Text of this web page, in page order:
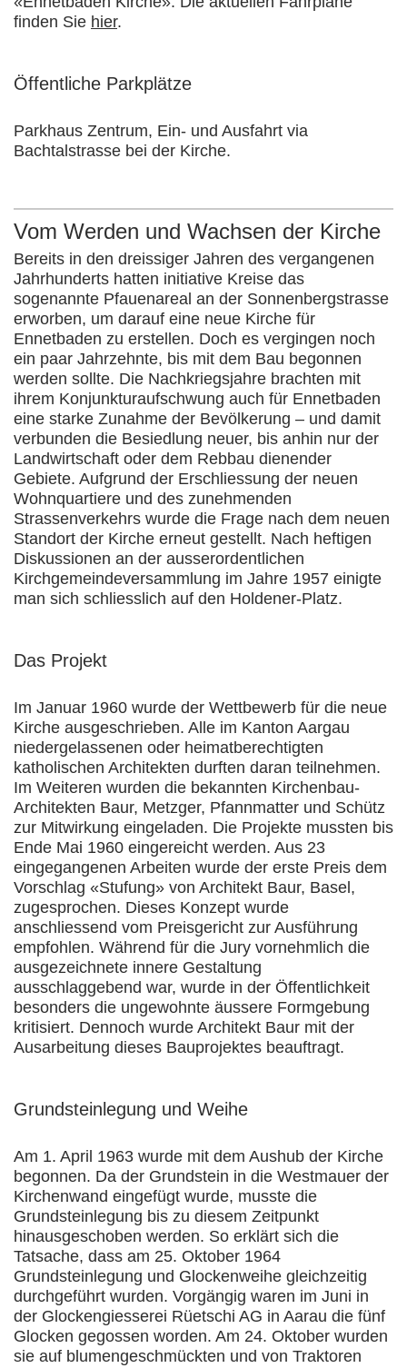
finden Sie hier.
Öffentliche Parkplätze
Parkhaus Zentrum, Ein- und Ausfahrt via
Bachtalstrasse bei der Kirche.
Vom Werden und Wachsen der Kirche
Bereits in den dreissiger Jahren des vergangenen
Jahrhunderts hatten initiative Kreise das
sogenannte Pfauenareal an der Sonnenbergstrasse
erworben, um darauf eine neue Kirche für
Ennetbaden zu erstellen. Doch es vergingen noch
ein paar Jahrzehnte, bis mit dem Bau begonnen
werden sollte. Die Nachkriegsjahre brachten mit
ihrem Konjunkturaufschwung auch für Ennetbaden
eine starke Zunahme der Bevölkerung – und damit
verbunden die Besiedlung neuer, bis anhin nur der
Landwirtschaft oder dem Rebbau dienender
Gebiete. Aufgrund der Erschliessung der neuen
Wohnquartiere und des zunehmenden
Strassenverkehrs wurde die Frage nach dem neuen
Standort der Kirche erneut gestellt. Nach heftigen
Diskussionen an der ausserordentlichen
Kirchgemeindeversammlung im Jahre 1957 einigte
man sich schliesslich auf den Holdener-Platz.
Das Projekt
Im Januar 1960 wurde der Wettbewerb für die neue
Kirche ausgeschrieben. Alle im Kanton Aargau
niedergelassenen oder heimatberechtigten
katholischen Architekten durften daran teilnehmen.
Im Weiteren wurden die bekannten Kirchenbau-
Architekten Baur, Metzger, Pfannmatter und Schütz
zur Mitwirkung eingeladen. Die Projekte mussten bis
Ende Mai 1960 eingereicht werden. Aus 23
eingegangenen Arbeiten wurde der erste Preis dem
Vorschlag «Stufung» von Architekt Baur, Basel,
zugesprochen. Dieses Konzept wurde
anschliessend vom Preisgericht zur Ausführung
empfohlen. Während für die Jury vornehmlich die
ausgezeichnete innere Gestaltung
ausschlaggebend war, wurde in der Öffentlichkeit
besonders die ungewohnte äussere Formgebung
kritisiert. Dennoch wurde Architekt Baur mit der
Ausarbeitung dieses Bauprojektes beauftragt.
Grundsteinlegung und Weihe
Am 1. April 1963 wurde mit dem Aushub der Kirche
begonnen. Da der Grundstein in die Westmauer der
Kirchenwand eingefügt wurde, musste die
Grundsteinlegung bis zu diesem Zeitpunkt
hinausgeschoben werden. So erklärt sich die
Tatsache, dass am 25. Oktober 1964
Grundsteinlegung und Glockenweihe gleichzeitig
durchgeführt wurden. Vorgängig waren im Juni in
der Glockengiesserei Rüetschi AG in Aarau die fünf
Glocken gegossen worden. Am 24. Oktober wurden
sie auf blumengeschmückten und von Traktoren